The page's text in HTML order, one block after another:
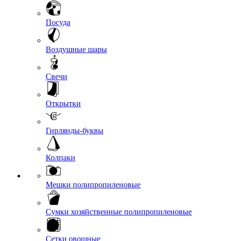
Посуда
Воздушные шары
Свечи
Открытки
Гирлянды-буквы
Колпаки
Мешки полипропиленовые
Сумки хозяйственные полипропиленовые
Сетки овощные